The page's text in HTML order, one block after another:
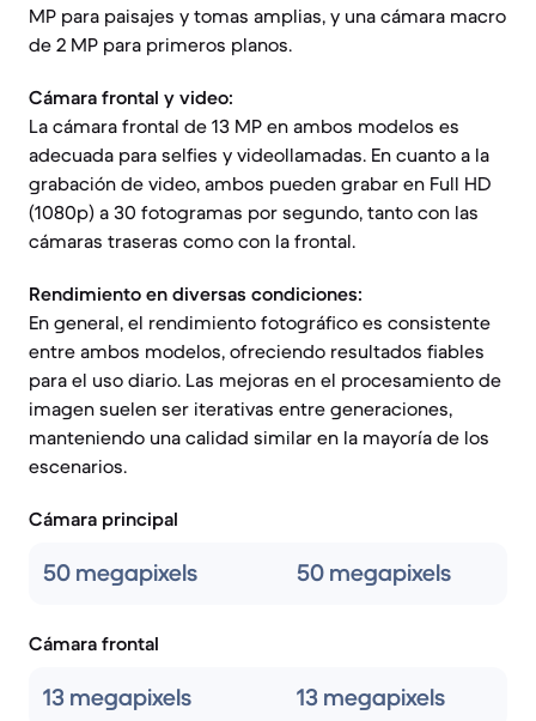
MP para paisajes y tomas amplias, y una cámara macro
de 2 MP para primeros planos.
Cámara frontal y video:
La cámara frontal de 13 MP en ambos modelos es
adecuada para selfies y videollamadas. En cuanto a la
grabación de video, ambos pueden grabar en Full HD
(1080p) a 30 fotogramas por segundo, tanto con las
cámaras traseras como con la frontal.
Rendimiento en diversas condiciones:
En general, el rendimiento fotográfico es consistente
entre ambos modelos, ofreciendo resultados fiables
para el uso diario. Las mejoras en el procesamiento de
imagen suelen ser iterativas entre generaciones,
manteniendo una calidad similar en la mayoría de los
escenarios.
Cámara principal
50 megapixels 50 megapixels
Cámara frontal
13 megapixels 13 megapixels